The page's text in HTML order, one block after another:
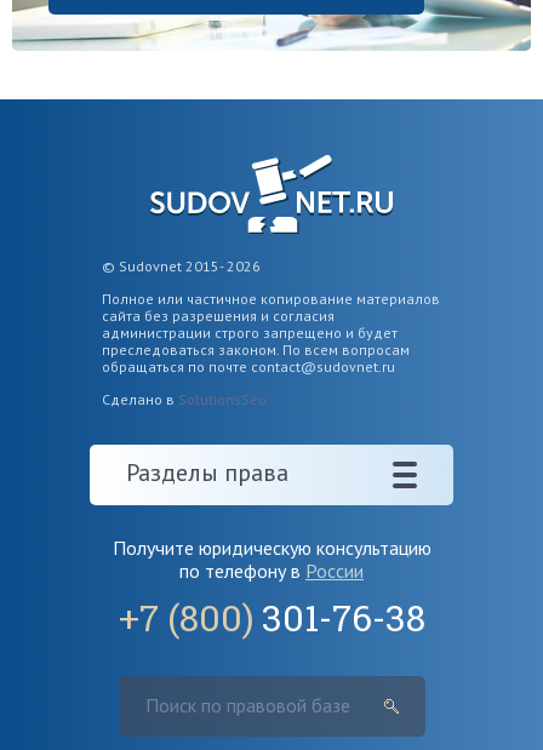
© Sudovnet 2015- 2026
Полное или частичное копирование материалов
сайта без разрешения и согласия
администрации строго запрещено и будет
преследоваться законом. По всем вопросам
обращаться по почте contact@sudovnet.ru
Сделано в SolutionsSeo
Разделы права
Получите юридическую консультацию
по телефону в России
+7 (800) 301-76-38